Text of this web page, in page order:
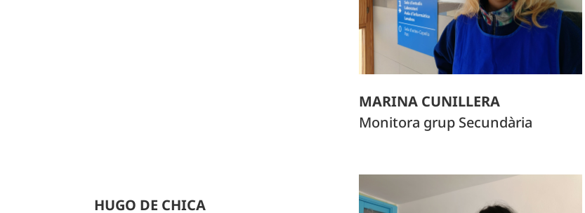
MARINA CUNILLERA
Monitora grup Secundària
HUGO DE CHICA